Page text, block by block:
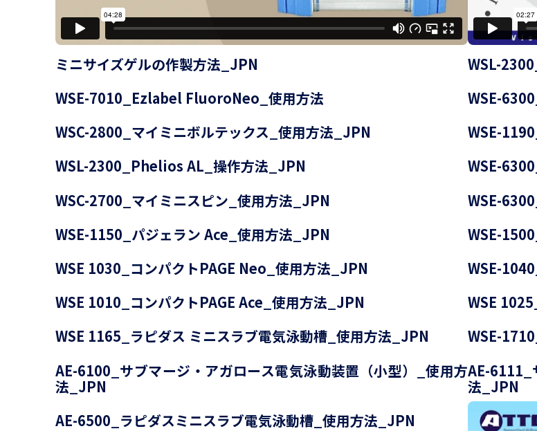
ミニサイズゲルの作製方法_JPN
WSL-
WSE-7010_Ezlabel FluoroNeo_使用方法
WSE-
WSC-2800_マイミニボルテックス_使用方法_JPN
WSE-
WSL-2300_Phelios AL_操作方法_JPN
WSE-
WSC-2700_マイミニスピン_使用方法_JPN
WSE-
WSE-1150_パジェラン Ace_使用方法_JPN
WSE-
WSE 1030_コンパクトPAGE Neo_使用方法_JPN
WSE-
WSE 1010_コンパクトPAGE Ace_使用方法_JPN
WSE
WSE 1165_ラピダス ミニスラブ電気泳動槽_使用方法_JPN
WSE-
AE-6100_サブマージ・アガロース電気泳動装置（小型）_使用方
法_JPN
AE-6111_
法_JPN
AE-6500_ラピダスミニスラブ電気泳動槽_使用方法_JPN